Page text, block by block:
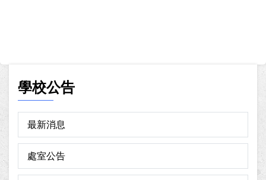
學校公告
最新消息
處室公告